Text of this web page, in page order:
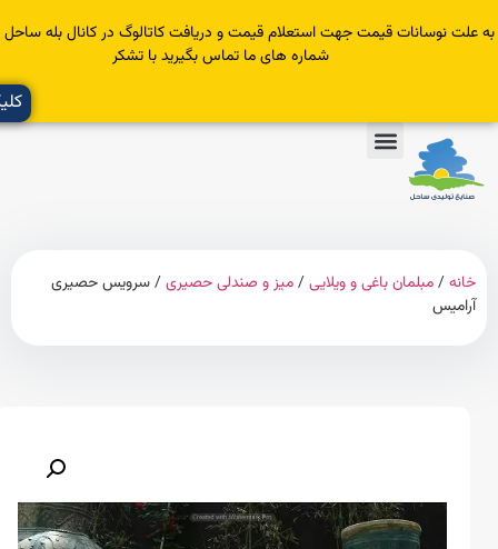
قیمت جهت استعلام قیمت و دریافت کاتالوگ در کانال بله ساحل عضو یا با
شماره های ما تماس بگیرید با تشکر
کلیک کنید
مبلمان باغی و ویلایی/میز و صندلی حصیری/ سرویس حصیری